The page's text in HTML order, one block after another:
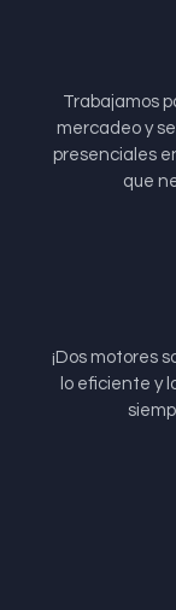
Trabajamos
mercadeo y
presenciales
que
¡Dos motores
lo eficiente y